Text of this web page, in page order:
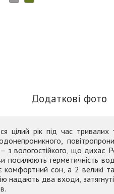
Додаткові фото
цілий рік під час
з вологостійкого, що
герметичність
комфортний сон, а 2 великі
два входи,